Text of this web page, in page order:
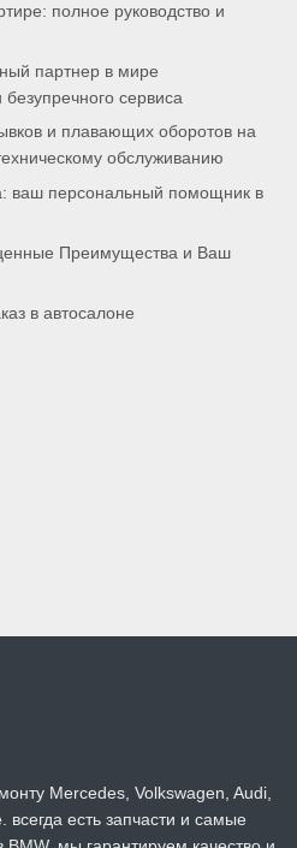
полное руководство и
партнер в мире
сервиса
и плавающих оборотов на
обслуживанию
ваш персональный помощник в
Преимущества и Ваш
в автосалоне
Mercedes, Volkswagen, Audi,
есть запчасти и самые